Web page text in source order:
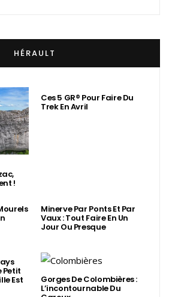
HÉRAULT
!
Ces 5 GR® Pour Faire Du
Trek En Avril
Minerve Par Ponts Et Par
Vaux : Tout Faire En Un
Jour Ou Presque
Petit
Est Gorges De Colombières :
L’incontournable Du